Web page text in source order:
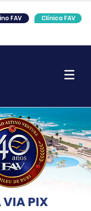
FAV Clínica FAV
VIA PIX